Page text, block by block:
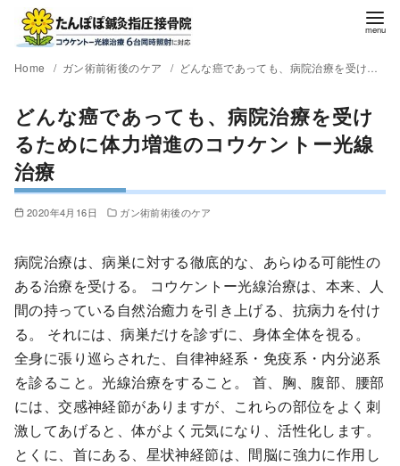
Home ガン術前術後のケア どんな癌であっても、病院治療を受けるために体力増進のコウケントー光線治療
どんな癌であっても、病院治療を受け
るために体力増進のコウケントー光線
治療
2020年4月16日 ガン術前術後のケア
病院治療は、病巣に対する徹底的な、あらゆる可能性の
ある治療を受ける。 コウケントー光線治療は、本来、人
間の持っている自然治癒力を引き上げる、抗病力を付け
る。 それには、病巣だけを診ずに、身体全体を視る。
全身に張り巡らされた、自律神経系・免疫系・内分泌系
を診ること。光線治療をすること。 首、胸、腹部、腰部
には、交感神経節がありますが、これらの部位をよく刺
激してあげると、体がよく元気になり、活性化します。
とくに、首にある、星状神経節は、間脳に強力に作用し